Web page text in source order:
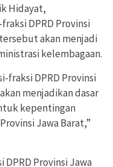
Hidayat,
DPRD Provinsi
akan menjadi
kelembagaan.
fraksi DPRD Provinsi
menjadikan dasar
kepentingan
Jawa Barat,”
Provinsi Jawa